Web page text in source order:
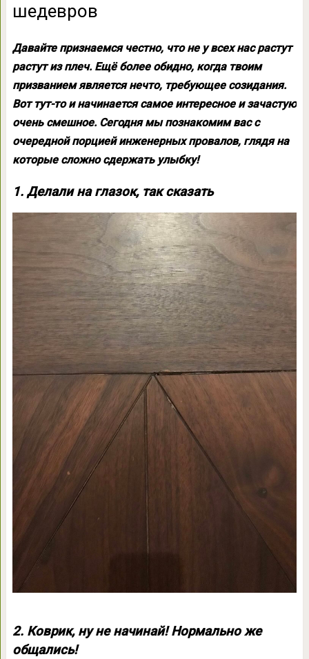
шедевров
Давайте признаемся честно, что не у всех нас растут
растут из плеч. Ещё более обидно, когда твоим
призванием является нечто, требующее созидания.
Вот тут-то и начинается самое интересное и зачастую
очень смешное. Сегодня мы познакомим вас с
очередной порцией инженерных провалов, глядя на
которые сложно сдержать улыбку!
1. Делали на глазок, так сказать
2. Коврик, ну не начинай! Нормально же
общались!